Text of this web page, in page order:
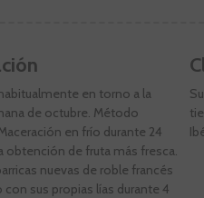
en torno a la
de octubre. Método
en frío durante 24
obtención de fruta más fresca.
nuevas de roble francés
sus propias lías durante 4